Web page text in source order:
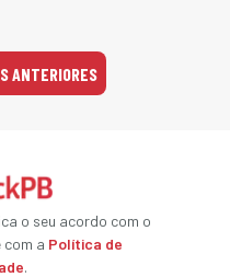
ANTERIORES
o seu acordo com o
com a Política de
.